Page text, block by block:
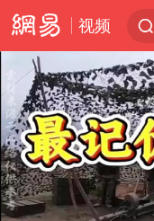
视频